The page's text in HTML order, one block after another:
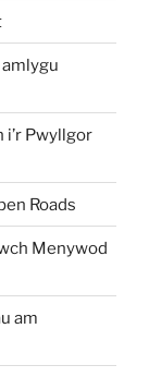
i’r Pwyllgor
Roads
Menywod
am